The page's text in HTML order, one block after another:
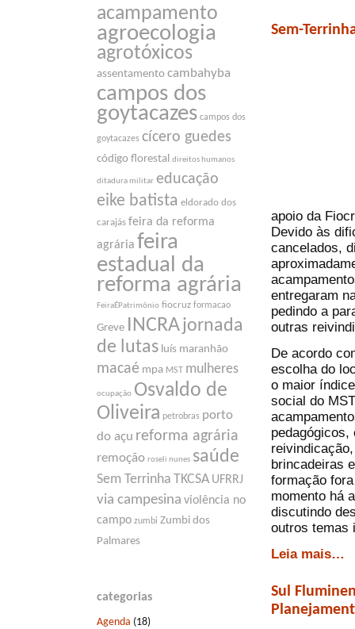
acampamento
agroecologia
agrotóxicos
assentamento cambahyba
campos dos
goytacazes campos dos
goytacazes cícero guedes
código florestal direitos humanos
ditadura militar educação
eike batista eldorado dos
carajás feira da reforma
agrária feira
estadual da
reforma agrária
FeiraÉPatrimônio fiocruz formacao
Greve INCRA jornada
de lutas luís maranhão
macaé mpa MST mulheres
ocupação Osvaldo de
Oliveira petrobras porto
do açu reforma agrária
remoção roseli nunes saúde
Sem Terrinha TKCSA UFRRJ
via campesina violência no
campo zumbi Zumbi dos
Palmares
categorias
Agenda (18)
Sem-
apoio da
Devido às
cancelados,
entregaram
pedindo a
outras
De acordo
escolha do
o maior
social do
brincadeiras
formação
momento há
discutindo
outros temas
Leia mais…
Sul